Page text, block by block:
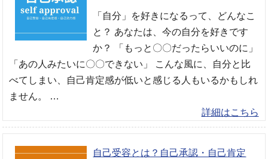
「自分」を好きになるって、どんなこ
と？ あなたは、今の自分を好きです
か？ 「もっと〇〇だったらいいのに」
「あの人みたいに〇〇できない」 こんな風に、自分と比
べてしまい、自己肯定感が低いと感じる人もいるかもしれ
ません。 …
詳細はこちら
自己受容とは？自己承認・自己肯定